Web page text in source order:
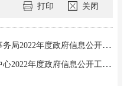
打印 关闭
上一篇： 盘锦市大洼区退役军人事务局2022年度政府信息公开工作报告
下一篇： 盘锦市大洼区投资促进中心2022年度政府信息公开工作报告